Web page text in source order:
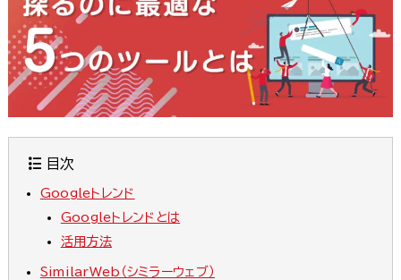
目次
Googleトレンド
Googleトレンドとは
活用方法
SimilarWeb（シミラーウェブ）